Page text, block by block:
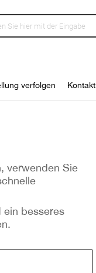
verfolgen Kontakt
verwenden Sie
ein besseres